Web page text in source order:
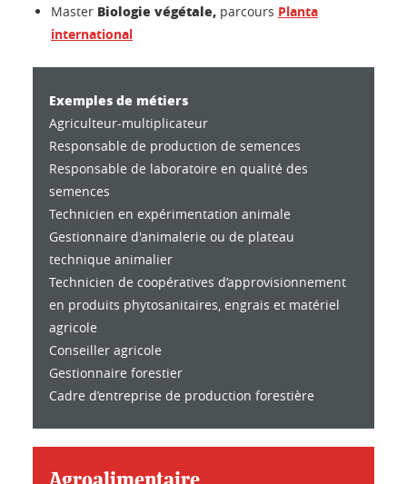
Master Biologie végétale, parcours Planta
international
Exemples de métiers
Agriculteur-multiplicateur
Responsable de production de semences
Responsable de laboratoire en qualité des
semences
Technicien en expérimentation animale
Gestionnaire d'animalerie ou de plateau
technique animalier
Technicien de coopératives d’approvisionnement
en produits phytosanitaires, engrais et matériel
agricole
Conseiller agricole
Gestionnaire forestier
Cadre d’entreprise de production forestière
Agroalimentaire